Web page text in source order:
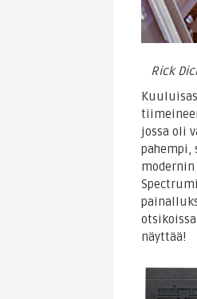
Rick
jossa oli
näyttää!